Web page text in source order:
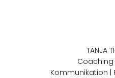
TANJA
Coaching
Kommunikation |